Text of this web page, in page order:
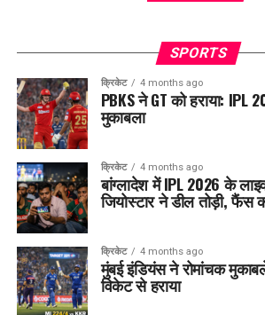
SPORTS
क्रिकेट 4 months ago
PBKS ने GT को हराया: IPL
मुकाबला
क्रिकेट 4 months ago
बांग्लादेश में IPL 2026 के
जियोस्टार ने डील तोड़ी, फैंस
क्रिकेट 4 months ago
मुंबई इंडियंस ने रोमांचक
विकेट से हराया